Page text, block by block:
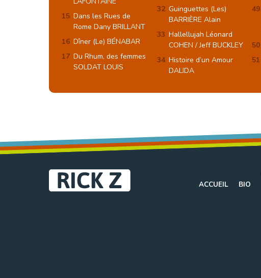
Dans les Rues de
Rome Dany BRILLANT
Dîner (Le) BÉNABAR
Du Rhum, des femmes
SOLDAT LOUIS
Guinguettes (Les)
BARRIÈRE Alain
Hallellujah Léonard
COHEN / Jeff BUCKLEY
Histoire d’un Amour
DALIDA
ACCUEIL BIO